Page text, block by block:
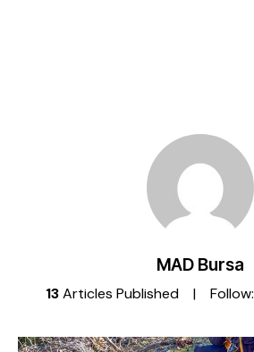
MAD Bursa
13Articles Published Follow: